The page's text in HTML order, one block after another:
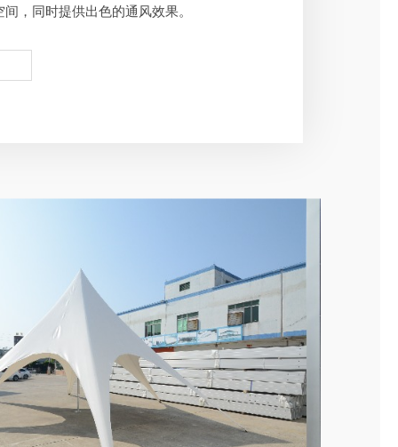
，同时提供出色的通风效果。